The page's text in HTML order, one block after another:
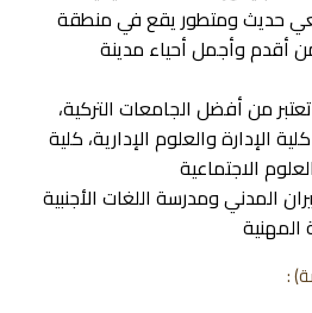
حديث ومتطور يقع في منطقة
أقدم وأجمل أحياء مدينة
من أفضل الجامعات التركية،
الإدارة والعلوم الإدارية، كلية
الاجتماعية
المدني ومدرسة اللغات الأجنبية
المهنية
: